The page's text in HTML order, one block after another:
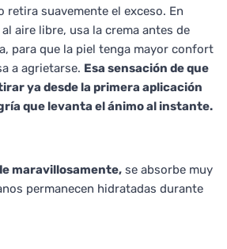
retira suavemente el exceso. En
aire libre, usa la crema antes de
para que la piel tenga mayor confort
a agrietarse. Esa sensación de que
ya desde la primera aplicación
que levanta el ánimo al instante.
maravillosamente, se absorbe muy
permanecen hidratadas durante